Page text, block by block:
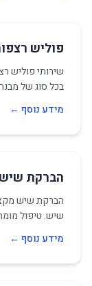
פוליש
שירותי פוליש
בכל סוג של
מידע נוסף ←
הברקת
הברקת שיש
שיש. טיפול
מידע נוסף ←